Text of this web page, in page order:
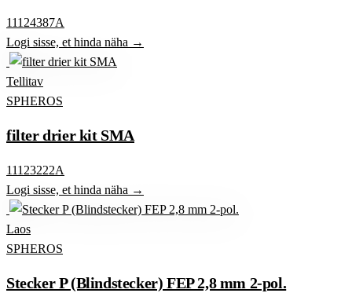
11124387A
Logi sisse, et hinda näha →
Tellitav
SPHEROS
filter drier kit SMA
11123222A
Logi sisse, et hinda näha →
Laos
SPHEROS
Stecker P (Blindstecker) FEP 2,8 mm 2-pol.